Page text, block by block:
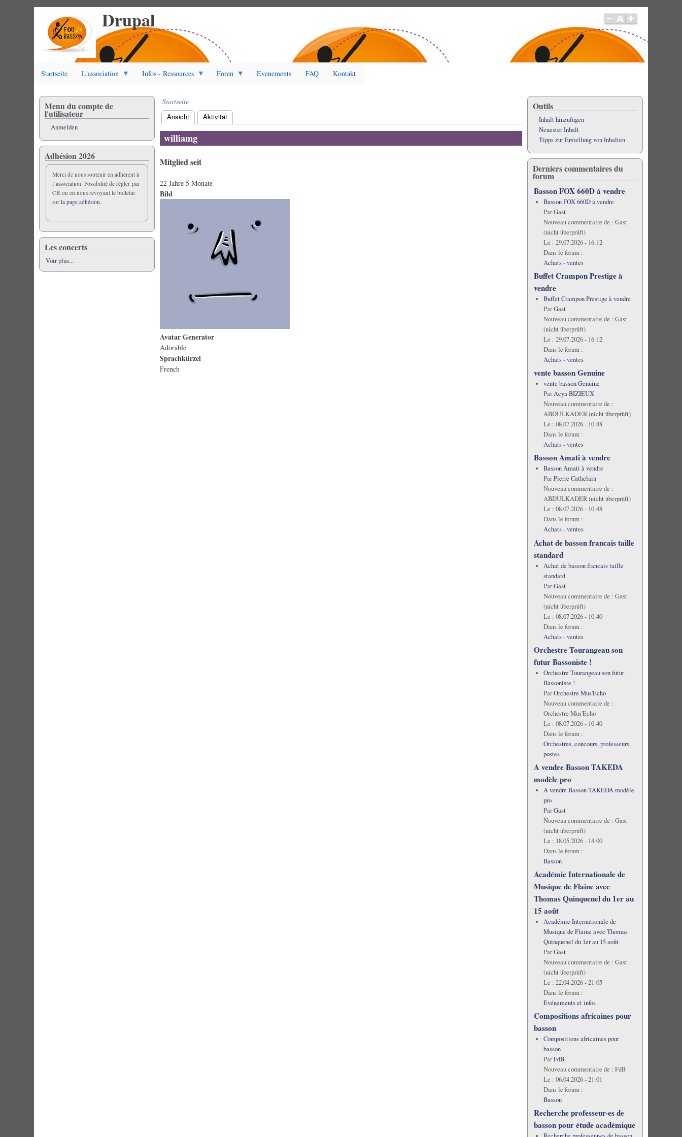
Drupal
Startseite L'association Infos - Ressources Foren Evenements FAQ Kontakt
Pfadnavigation
Startseite
Primäre
Reiter
Ansicht (aktiver Reiter)
Aktivität
williamg
Mitglied seit
22 Jahre 5 Monate
Bild
Avatar Generator
Adorable
Sprachkürzel
French
Menu du compte de
l'utilisateur
Anmelden
Adhésion 2026
Merci de nous soutenir en adhérent à
l’association. Possibilité de régler par
CB ou en nous revoyant le bulletin
surla page adhésion.
Les concerts
Voir plus...
Outils
Inhalt hinzufügen
Neuester Inhalt
Tipps zur Erstellung von Inhalten
Derniers commentaires du
forum
Basson FOX 660D á vendre
Basson FOX 660D á vendre
ParGast
Nouveau commentaire de : Gast
(nicht überprüft)
Le : 29.07.2026 - 16:12
Dans le forum :
Achats - ventes
Buffet Crampon Prestige à
vendre
Buffet Crampon Prestige à vendre
ParGast
Nouveau commentaire de : Gast
(nicht überprüft)
Le : 29.07.2026 - 16:12
Dans le forum :
Achats - ventes
vente basson Genuine
vente basson Genuine
ParAcya BIZIEUX
Nouveau commentaire de :
ABDULKADER (nicht überprüft)
Le : 08.07.2026 - 10:48
Dans le forum :
Achats - ventes
Basson Amati à vendre
Basson Amati à vendre
ParPierre Cathelain
Nouveau commentaire de :
ABDULKADER (nicht überprüft)
Le : 08.07.2026 - 10:48
Dans le forum :
Achats - ventes
Achat de basson francais taille
standard
Achat de basson francais taille
standard
ParGast
Nouveau commentaire de : Gast
(nicht überprüft)
Le : 08.07.2026 - 10:40
Dans le forum :
Achats - ventes
Orchestre Tourangeau son
futur Bassoniste !
Orchestre Tourangeau son futur
Bassoniste !
ParOrchestre Mus'Echo
Nouveau commentaire de :
Orchestre Mus'Echo
Le : 08.07.2026 - 10:40
Dans le forum :
Orchestres, concours, professeurs,
postes
A vendre Basson TAKEDA
modèle pro
A vendre Basson TAKEDA modèle
pro
ParGast
Nouveau commentaire de : Gast
(nicht überprüft)
Le : 18.05.2026 - 14:00
Dans le forum :
Basson
Académie Internationale de
Musique de Flaine avec
Thomas Quinquenel du 1er au
15 août
Académie Internationale de
Musique de Flaine avec Thomas
Quinquenel du 1er au 15 août
ParGast
Nouveau commentaire de : Gast
(nicht überprüft)
Le : 22.04.2026 - 21:05
Dans le forum :
Evénements et infos
Compositions africaines pour
basson
Compositions africaines pour
basson
ParFdB
Nouveau commentaire de : FdB
Le : 06.04.2026 - 21:01
Dans le forum :
Basson
Recherche professeur·es de
basson pour étude académique